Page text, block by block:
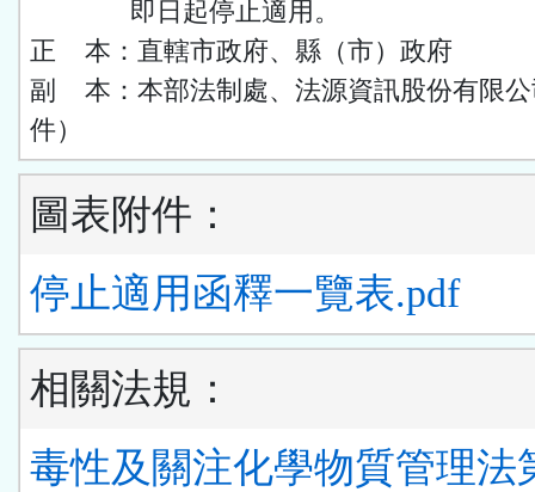
即日起停止適用。
正 本：直轄市政府、縣（市）政府
副 本：本部法制處、法源資訊股份有限
件）
圖表附件：
停止適用函釋一覽表.pdf
相關法規：
毒性及關注化學物質管理法